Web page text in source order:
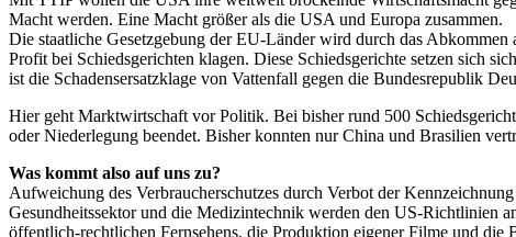
Macht werden. Eine Macht größer als die USA und Europa zusammen.
Die staatliche Gesetzgebung der EU-Länder wird durch das
Profit bei Schiedsgerichten klagen. Diese Schiedsgerichte setzen sich
ist die Schadensersatzklage von Vattenfall gegen die Bundesrepublik
Hier geht Marktwirtschaft vor Politik. Bei bisher rund 500
oder Niederlegung beendet. Bisher konnten nur China und Brasilien
Was kommt also auf uns zu?
Aufweichung des Verbraucherschutzes durch Verbot der
Gesundheitssektor und die Medizintechnik werden den US-Richtlinien
öffentlich-rechtlichen Fernsehens, die Produktion eigener Filme und